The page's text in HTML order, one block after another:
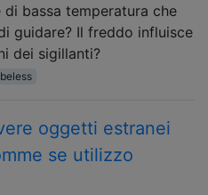
di bassa temperatura che
guidare? Il freddo influisce
dei sigillanti?
oggetti estranei
se utilizzo